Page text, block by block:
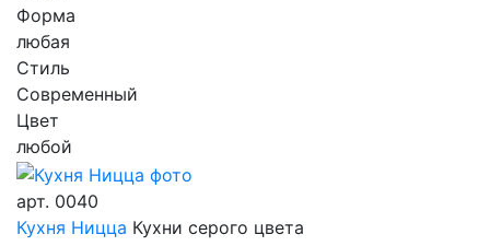
Форма
любая
Стиль
Современный
Цвет
любой
арт. 0040
Кухня Ницца Кухни серого цвета